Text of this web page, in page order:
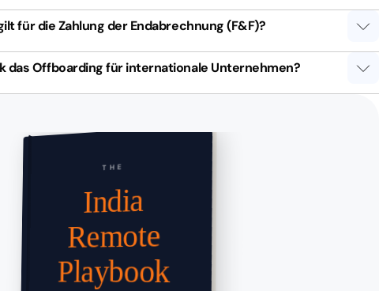
für die Zahlung der Endabrechnung (F&F)?
das Offboarding für internationale Unternehmen?
THE
India
Remote
Playbook